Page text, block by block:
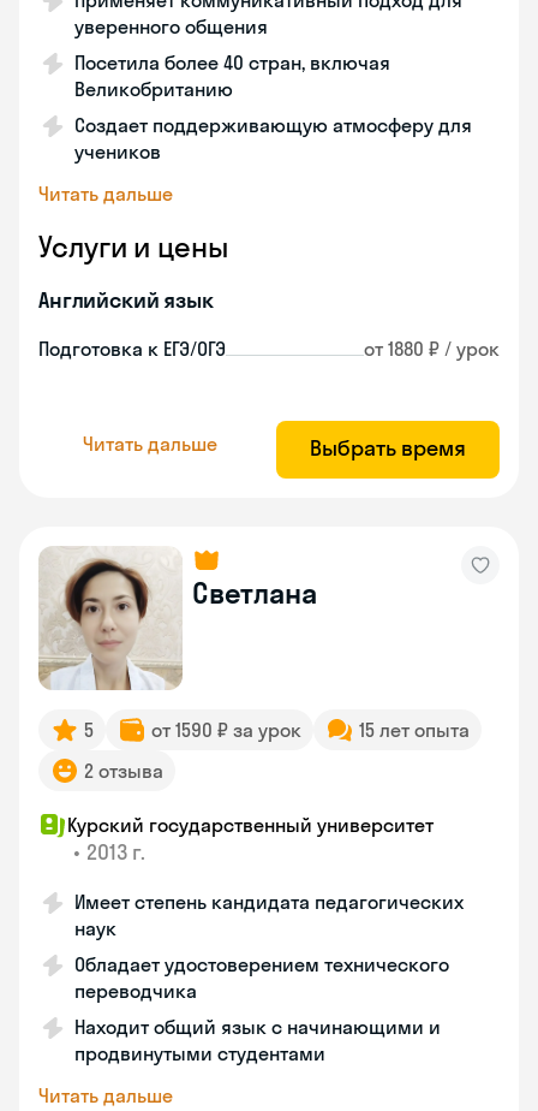
уверенного общения
Посетила более 40 стран, включая
Великобританию
Создает поддерживающую атмосферу для
учеников
Читать дальше
Услуги и цены
Английский язык
Подготовка к ЕГЭ/ОГЭ от 1880 ₽ / урок
Читать дальше Выбрать время
Светлана
5 от 1590 ₽ за урок
15 лет опыта
2 отзыва
Курский государственный университет
• 2013 г.
Имеет степень кандидата педагогических
наук
Обладает удостоверением технического
переводчика
Находит общий язык с начинающими и
продвинутыми студентами
Читать дальше